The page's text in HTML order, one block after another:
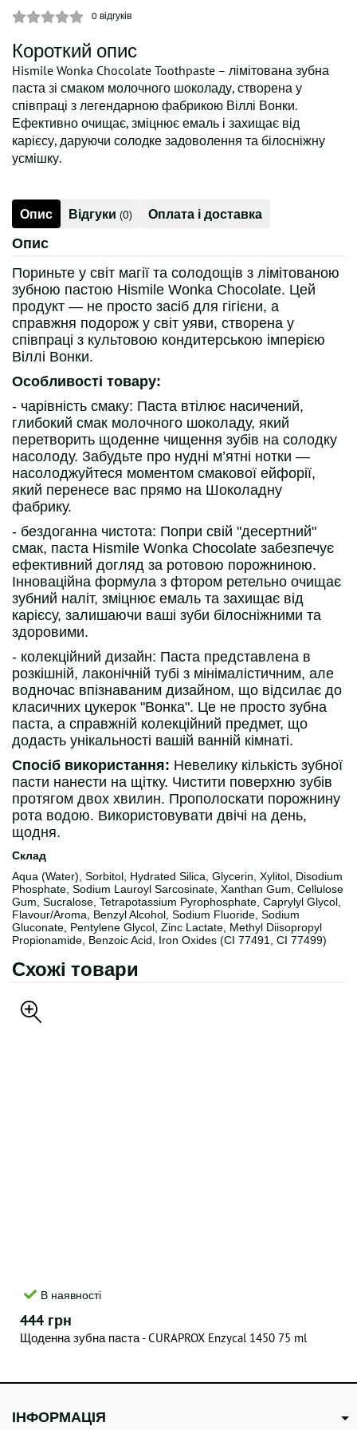
0 відгуків
Короткий опис
Hismile Wonka Chocolate Toothpaste – лімітована зубна
паста зі смаком молочного шоколаду, створена у
співпраці з легендарною фабрикою Віллі Вонки.
Ефективно очищає, зміцнює емаль і захищає від
карієсу, даруючи солодке задоволення та білосніжну
усмішку.
Опис Відгуки (0)
Оплата і доставка
Опис
Пориньте у світ магії та солодощів з лімітованою
зубною пастою Hismile Wonka Chocolate. Цей
продукт — не просто засіб для гігієни, а
справжня подорож у світ уяви, створена у
співпраці з культовою кондитерською імперією
Віллі Вонки.
Особливості товару:
- чарівність смаку: Паста втілює насичений,
глибокий смак молочного шоколаду, який
перетворить щоденне чищення зубів на солодку
насолоду. Забудьте про нудні м’ятні нотки —
насолоджуйтеся моментом смакової ейфорії,
який перенесе вас прямо на Шоколадну
фабрику.
- бездоганна чистота: Попри свій "десертний"
смак, паста Hismile Wonka Chocolate забезпечує
ефективний догляд за ротовою порожниною.
Інноваційна формула з фтором ретельно очищає
зубний наліт, зміцнює емаль та захищає від
карієсу, залишаючи ваші зуби білосніжними та
здоровими.
- колекційний дизайн: Паста представлена в
розкішній, лаконічній тубі з мінімалістичним, але
водночас впізнаваним дизайном, що відсилає до
класичних цукерок "Вонка". Це не просто зубна
паста, а справжній колекційний предмет, що
додасть унікальності вашій ванній кімнаті.
Спосіб використання: Невелику кількість зубної
пасти нанести на щітку. Чистити поверхню зубів
протягом двох хвилин. Прополоскати порожнину
рота водою. Використовувати двічі на день,
щодня.
Склад
Aqua (Water), Sorbitol, Hydrated Silica, Glycerin, Xylitol, Disodium
Phosphate, Sodium Lauroyl Sarcosinate, Xanthan Gum, Cellulose
Gum, Sucralose, Tetrapotassium Pyrophosphate, Caprylyl Glycol,
Flavour/Aroma, Benzyl Alcohol, Sodium Fluoride, Sodium
Gluconate, Pentylene Glycol, Zinc Lactate, Methyl Diisopropyl
Propionamide, Benzoic Acid, Iron Oxides (CI 77491, CI 77499)
Схожі товари
В наявності
444 грн
Щоденна зубна паста - CURAPROX Enzycal 1450 75 ml
ІНФОРМАЦІЯ